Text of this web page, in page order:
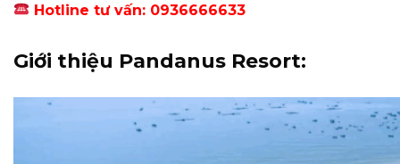
Hotline tư vấn: 0936666633
Giới thiệu Pandanus Resort: